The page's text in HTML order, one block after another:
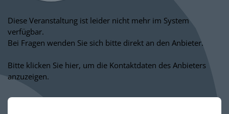
Diese Veranstaltung ist leider nicht mehr im System
verfügbar.
Bei Fragen wenden Sie sich bitte direkt an den Anbieter.
Bitte klicken Sie hier, um die Kontaktdaten des Anbieters
anzuzeigen.